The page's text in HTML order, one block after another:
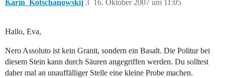
Karin_Kotschanowskij 16. Oktober 2007 um 11:05
3
Hallo, Eva,
Nero Assoluto ist kein Granit, sondern ein Basalt. Die Politur bei
diesem Stein kann durch Säuren angegriffen werden. Du solltest
daher mal an unauffälliger Stelle eine kleine Probe machen.